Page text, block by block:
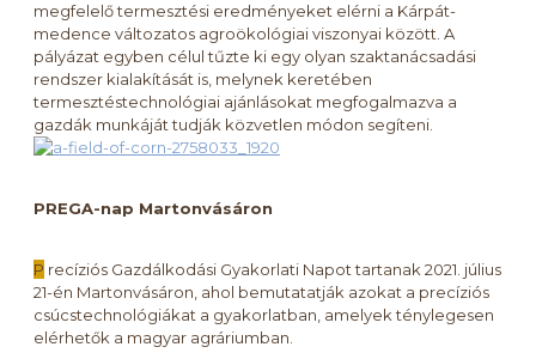
megfelelő termesztési eredményeket elérni a Kárpát-
medence változatos agroökológiai viszonyai között. A
pályázat egyben célul tűzte ki egy olyan szaktanácsadási
rendszer kialakítását is, melynek keretében
termesztéstechnológiai ajánlásokat megfogalmazva a
gazdák munkáját tudják közvetlen módon segíteni.
PREGA-nap Martonvásáron
P recíziós Gazdálkodási Gyakorlati Napot tartanak 2021. július
21-én Martonvásáron, ahol bemutatatják azokat a precíziós
csúcstechnológiákat a gyakorlatban, amelyek ténylegesen
elérhetők a magyar agráriumban.